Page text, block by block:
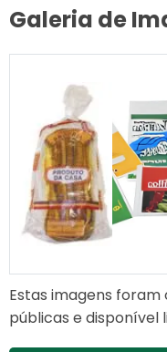
Galeria de
Estas imagens
públicas e